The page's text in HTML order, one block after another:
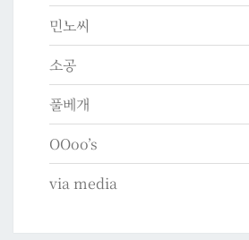
민노씨
소공
풀베개
OOoo’s
via media